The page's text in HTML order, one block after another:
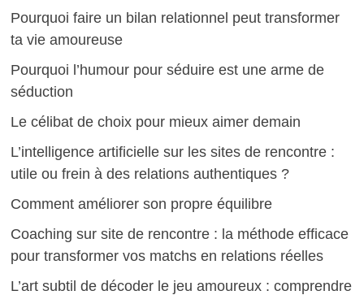
Pourquoi faire un bilan relationnel peut transformer
ta vie amoureuse
Pourquoi l’humour pour séduire est une arme de
séduction
Le célibat de choix pour mieux aimer demain
L’intelligence artificielle sur les sites de rencontre :
utile ou frein à des relations authentiques ?
Comment améliorer son propre équilibre
Coaching sur site de rencontre : la méthode efficace
pour transformer vos matchs en relations réelles
L’art subtil de décoder le jeu amoureux : comprendre